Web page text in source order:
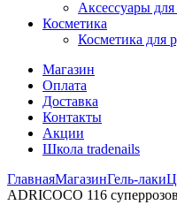
Аксессуары для
Косметика
Косметика для
Магазин
Оплата
Доставка
Контакты
Акции
Школа tradenails
ГлавнаяМагазинГель-лаки
ADRICOCO 116